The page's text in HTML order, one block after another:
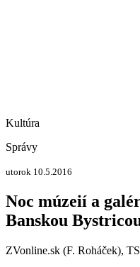
Kultúra
Správy
utorok 10.5.2016
Noc múzeií a
Banskou
ZVonline.sk (F. Roháček),